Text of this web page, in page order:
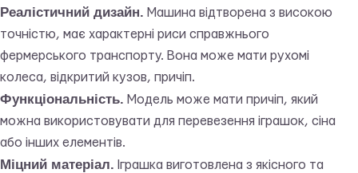
Реалістичний дизайн. Машина відтворена з високою
точністю, має характерні риси справжнього
фермерського транспорту. Вона може мати рухомі
колеса, відкритий кузов, причіп.
Функціональність. Модель може мати причіп, який
можна використовувати для перевезення іграшок, сіна
або інших елементів.
Міцний матеріал. Іграшка виготовлена з якісного та